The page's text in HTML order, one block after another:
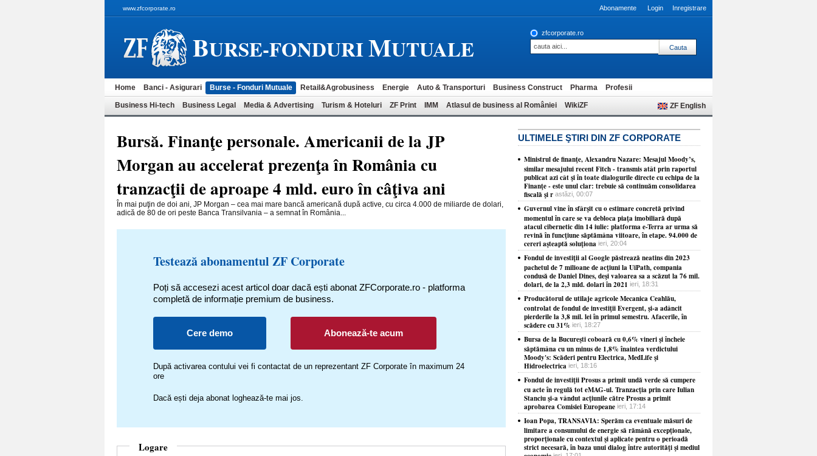
www.zfcorporate.ro Abonamente Login Inregistrare
BURSE-FONDURIMUTUALE
zfcorporate.ro
Home Banci - Asigurari Burse - Fonduri Mutuale Retail&Agrobusiness Energie Auto & Transporturi Business Construct Pharma Profesii
Business Hi-tech Business Legal Media & Advertising Turism & Hoteluri ZF Print IMM Atlasul de business al României WikiZF ZF English
Bursă. Finanţe personale. Americanii de la JP
Morgan au accelerat prezenţa în România cu
tranzacţii de aproape 4 mld. euro în câţiva ani
În mai puţin de doi ani, JP Morgan – cea mai mare bancă americană după active, cu circa 4.000 de miliarde de dolari,
adică de 80 de ori peste Banca Transilvania – a semnat în România...
Testează abonamentul ZF Corporate
Poți să accesezi acest articol doar dacă ești abonat ZFCorporate.ro - platforma
completă de informație premium de business.
Cere demo Abonează-te acum
După activarea contului vei fi contactat de un reprezentant ZF Corporate în maximum 24
ore
Dacă ești deja abonat loghează-te mai jos.
Logare
ULTIMELE ŞTIRI DIN ZF CORPORATE
Ministrul de finanţe, Alexandru Nazare: Mesajul Moody’s,
similar mesajului recent Fitch - transmis atât prin raportul
publicat azi cât şi în toate dialogurile directe cu echipa de la
Finanţe - este unul clar: trebuie să continuăm consolidarea
fiscală şi r astăzi, 00:07
Guvernul vine în sfârşit cu o estimare concretă privind
momentul în care se va debloca piaţa imobiliară după
atacul cibernetic din 14 iulie: platforma e-Terra ar urma să
revină în funcţiune săptămâna viitoare, în etape. 94.000 de
cereri aşteaptă soluţiona ieri, 20:04
Fondul de investiţii al Google păstrează neatins din 2023
pachetul de 7 milioane de acţiuni la UiPath, compania
condusă de Daniel Dines, deşi valoarea sa a scăzut la 76 mil.
dolari, de la 2,3 mld. dolari în 2021 ieri, 18:31
Producătorul de utilaje agricole Mecanica Ceahlău,
controlat de fondul de investiţii Evergent, şi-a adâncit
pierderile la 3,8 mil. lei în primul semestru. Afacerile, în
scădere cu 31% ieri, 18:27
Bursa de la Bucureşti coboară cu 0,6% vineri şi încheie
săptămâna cu un minus de 1,8% înaintea verdictului
Moody's: Scăderi pentru Electrica, MedLife şi
Hidroelectrica ieri, 18:16
Fondul de investiţii Prosus a primit undă verde să cumpere
cu acte în regulă tot eMAG-ul. Tranzacţia prin care Iulian
Stanciu şi-a vândut acţiunile către Prosus a primit
aprobarea Comisiei Europeane ieri, 17:14
Ioan Popa, TRANSAVIA: Sperăm ca eventuale măsuri de
limitare a consumului de energie să rămână excepţionale,
proporţionale cu contextul şi aplicate pentru o perioadă
strict necesară, în baza unui dialog între autorităţi şi mediul